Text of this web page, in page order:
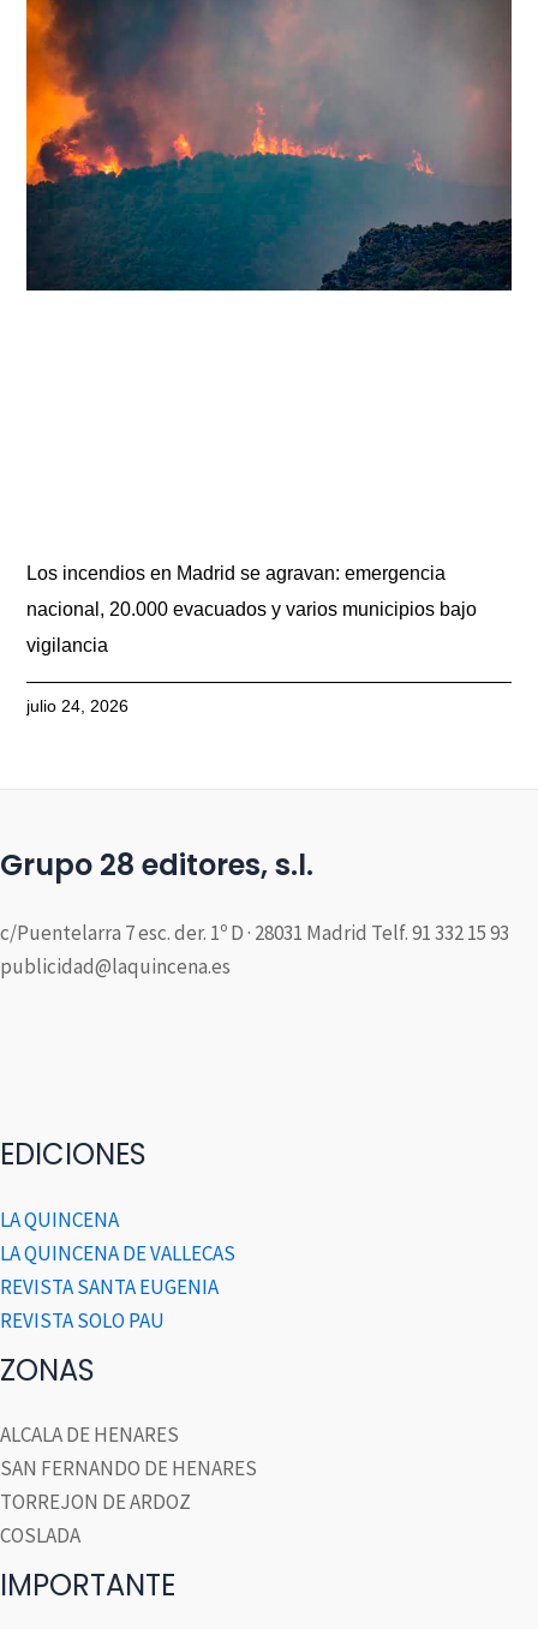
Los incendios en Madrid se agravan: emergencia
nacional, 20.000 evacuados y varios municipios bajo
vigilancia
julio 24, 2026
Grupo 28 editores, s.l.
c/Puentelarra 7 esc. der. 1º D · 28031 Madrid Telf. 91 332 15 93
publicidad@laquincena.es
EDICIONES
LA QUINCENA
LA QUINCENA DE VALLECAS
REVISTA SANTA EUGENIA
REVISTA SOLO PAU
ZONAS
ALCALA DE HENARES
SAN FERNANDO DE HENARES
TORREJON DE ARDOZ
COSLADA
IMPORTANTE